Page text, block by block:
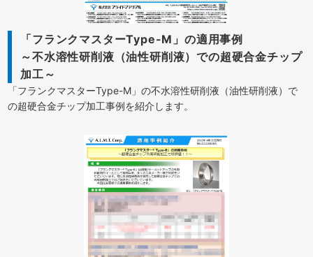
「フランクマスターType-M」の適用事例
～不水溶性研削液（油性研削液）での超硬合金チップ
加工～
「フランクマスターType-M」の不水溶性研削液（油性研削液）で
の超硬合金チップ加工事例を紹介します。